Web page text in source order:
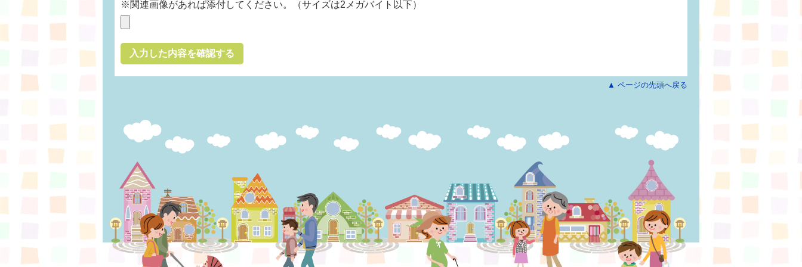
※関連画像があれば添付してください。（サイズは2メガバイト以下）
▲ ページの先頭へ戻る